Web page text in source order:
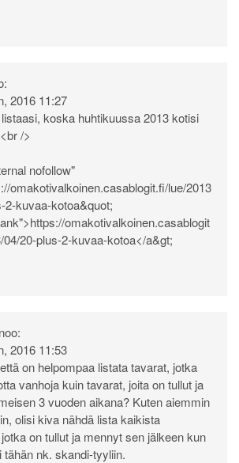
2016 11:27
koska huhtikuussa 2013 kotisi
/>
nofollow"
omakotivalkoinen.casablogit.fi/lue/2013
2-kuvaa-kotoa&quot;
https://omakotivalkoinen.casablogit
04/20-plus-2-kuvaa-kotoa</a&gt;
2016 11:53
on helpompaa listata tavarat, jotka
vanhoja kuin tavarat, joita on tullut ja
3 vuoden aikana? Kuten aiemmin
olisi kiva nähdä lista kaikista
on tullut ja mennyt sen jälkeen kun
tähän nk. skandi-tyyliin.